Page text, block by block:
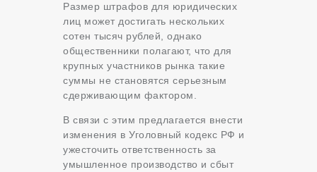
Размер штрафов для юридических
лиц может достигать нескольких
сотен тысяч рублей, однако
общественники полагают, что для
крупных участников рынка такие
суммы не становятся серьезным
сдерживающим фактором.
В связи с этим предлагается внести
изменения в Уголовный кодекс РФ и
ужесточить ответственность за
умышленное производство и сбыт